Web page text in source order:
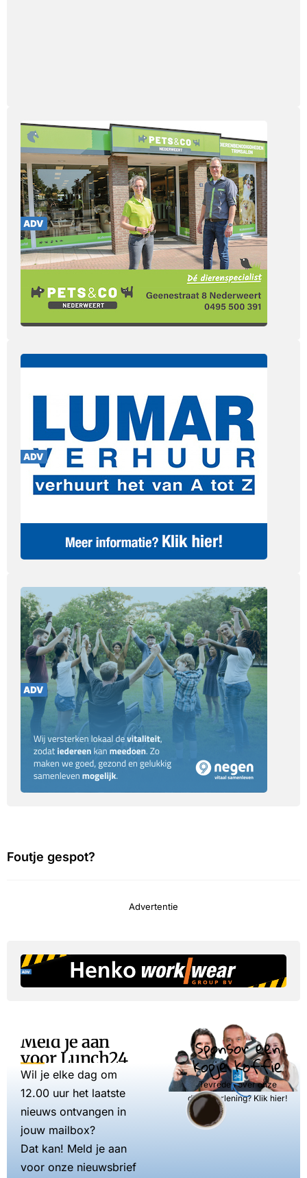
Foutje gespot?
Advertentie
Meld je aan
voor Lunch24
Wil je elke dag om
12.00 uur het laatste
nieuws ontvangen in
jouw mailbox?
Dat kan! Meld je aan
voor onze nieuwsbrief
Sponsor een
kopje koffie
Tevreden over onze
dienstverlening? Klik hier!